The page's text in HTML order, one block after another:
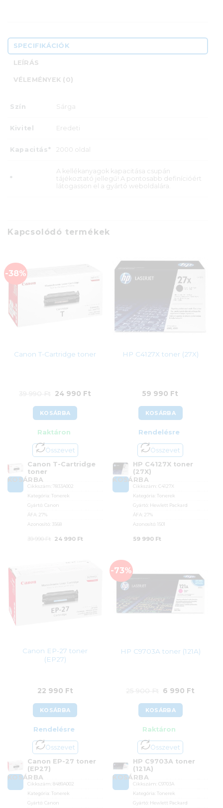
SPECIFIKÁCIÓK
LEÍRÁS
VÉLEMÉNYEK (0)
Szín Sárga
Kivitel Eredeti
Kapacitás* 2000 oldal
*
A kellékanyagok kapacitása csupán
tájékoztató jellegű! A pontosabb definícióért
látogasson el a gyártó weboldalára.
Kapcsolódó termékek
-38%
Canon T-Cartridge toner
39 990 Ft
Original
price
was:
39
990 Ft.
24 990 Ft
KOSÁRBA
Raktáron
Összevet
KOSÁRBA
Canon T-Cartridge
toner
Cikkszám:7833A002
Kategória:Tonerek
Gyártó:Canon
ÁFA: 27%
Azonosító: 3568
39 990Ft Original
990 Ft.
24 990 FtCurrent
990 Ft.
HP C4127X toner (27X)
59 990 Ft
KOSÁRBA
Rendelésre
Összevet
KOSÁRBA
HP C4127X toner
(27X)
Cikkszám: C4127X
Kategória: Tonerek
Gyártó: Hewlett Packard
ÁFA: 27%
Azonosító: 1501
59 990 Ft
Canon EP-27 toner
(EP27)
22 990 Ft
KOSÁRBA
Rendelésre
Összevet
KOSÁRBA
Canon EP-27 toner
(EP27)
Cikkszám:8489A002
Kategória:Tonerek
Gyártó:Canon
-73%
HP C9703A toner (121A)
25 900 Ft
Original
price
was:
25
900 Ft.
6 990 Ft
KOSÁRBA
Raktáron
Összevet
KOSÁRBA
HP C9703A toner
(121A)
Cikkszám: C9703A
Kategória: Tonerek
Gyártó: Hewlett Packard